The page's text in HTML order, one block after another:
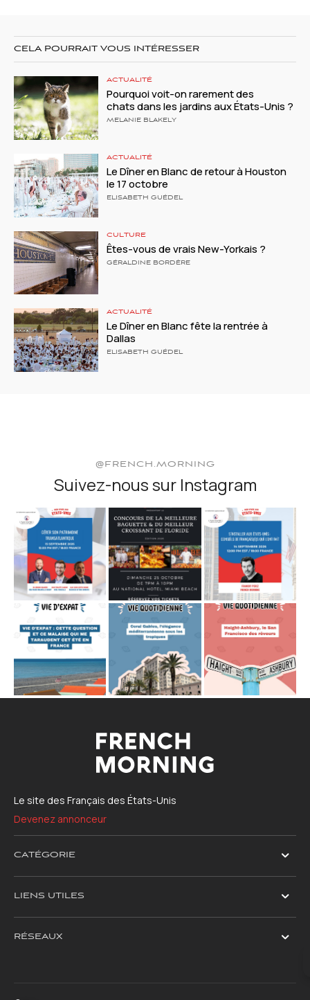
CELA POURRAIT VOUS INTÉRESSER
ACTUALITÉ
Pourquoi voit-on rarement des
chats dans les jardins aux États-Unis ?
MELANIE BLAKELY
ACTUALITÉ
Le Dîner en Blanc de retour à Houston
le 17 octobre
ELISABETH GUÉDEL
CULTURE
Êtes-vous de vrais New-Yorkais ?
GÉRALDINE BORDÈRE
ACTUALITÉ
Le Dîner en Blanc fête la rentrée à
Dallas
ELISABETH GUÉDEL
@FRENCH.MORNING
Suivez-nous sur Instagram
Le site des Français des États-Unis
Devenez annonceur
CATÉGORIE
LIENS UTILES
RÉSEAUX